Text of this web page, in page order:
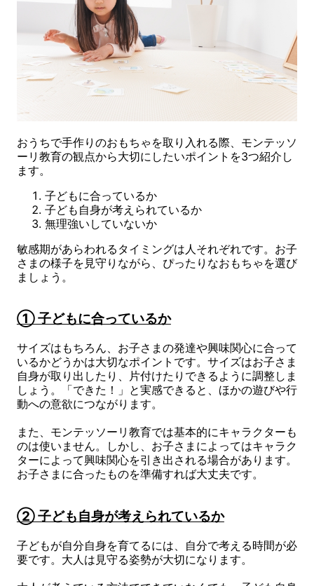
おうちで手作りのおもちゃを取り入れる際、モンテッソ
ーリ教育の観点から大切にしたいポイントを3つ紹介し
ます。
子どもに合っているか
子ども自身が考えられているか
無理強いしていないか
敏感期があらわれるタイミングは人それぞれです。お子
さまの様子を見守りながら、ぴったりなおもちゃを選び
ましょう。
① 子どもに合っているか
サイズはもちろん、お子さまの発達や興味関心に合って
いるかどうかは大切なポイントです。サイズはお子さま
自身が取り出したり、片付けたりできるように調整しま
しょう。「できた！」と実感できると、ほかの遊びや行
動への意欲につながります。
また、モンテッソーリ教育では基本的にキャラクターも
のは使いません。しかし、お子さまによってはキャラク
ターによって興味関心を引き出される場合があります。
お子さまに合ったものを準備すれば大丈夫です。
② 子ども自身が考えられているか
子どもが自分自身を育てるには、自分で考える時間が必
要です。大人は見守る姿勢が大切になります。